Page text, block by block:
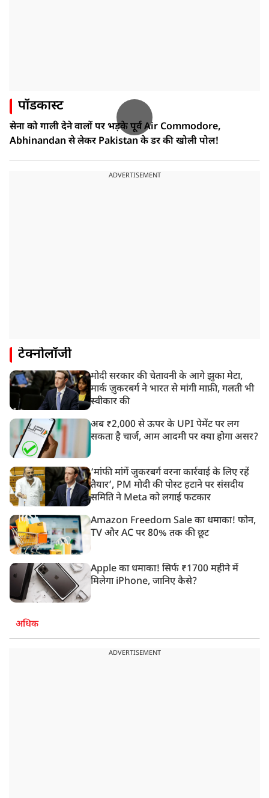
पॉडकास्ट
सेना को गाली देने वालों पर भड़के पूर्व Air Commodore,
Abhinandan से लेकर Pakistan के डर की खोली पोल!
ADVERTISEMENT
टेक्नोलॉजी
मोदी सरकार की चेतावनी के आगे झुका मेटा,
मार्क ज़ुकरबर्ग ने भारत से मांगी माफ़ी, गलती भी
स्वीकार की
अब ₹2,000 से ऊपर के UPI पेमेंट पर लग
सकता है चार्ज, आम आदमी पर क्या होगा असर?
‘मांफी मांगें जुकरबर्ग वरना कार्रवाई के लिए रहें
तैयार’, PM मोदी की पोस्ट हटाने पर संसदीय
समिति ने Meta को लगाई फटकार
Amazon Freedom Sale का धमाका! फोन,
TV और AC पर 80% तक की छूट
Apple का धमाका! सिर्फ ₹1700 महीने में
मिलेगा iPhone, जानिए कैसे?
अधिक
ADVERTISEMENT